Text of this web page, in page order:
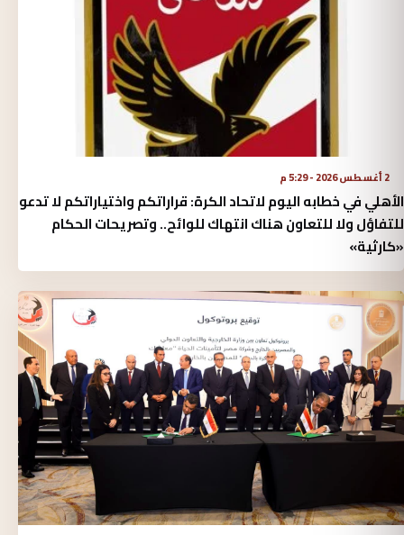
2 أغسطس 2026 - 5:29 م
الأهلي في خطابه اليوم لاتحاد الكرة:‏ قراراتكم واختياراتكم لا تدعو
للتفاؤل ولا للتعاون هناك انتهاك للوائح.. وتصريحات الحكام
«كارثية»‏